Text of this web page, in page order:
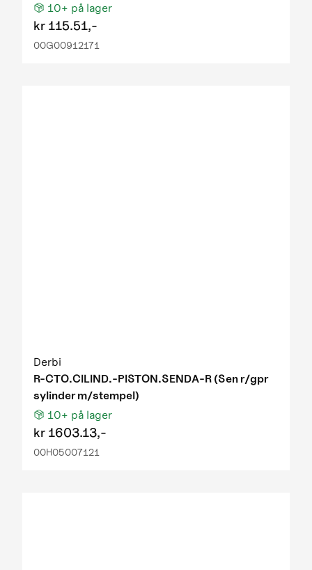
10+ på lager
kr 115.51,-
00G00912171
Derbi
R-CTO.CILIND.-PISTON.SENDA-R (Sen r/gpr
sylinder m/stempel)
10+ på lager
kr 1603.13,-
00H05007121